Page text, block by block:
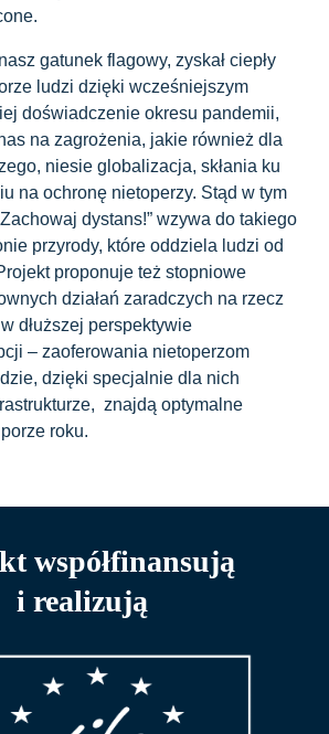
gatunek flagowy, zyskał ciepły
ludzi dzięki wcześniejszym
doświadczenie okresu pandemii,
na zagrożenia, jakie również dla
niesie globalizacja, skłania ku
na ochronę nietoperzy. Stąd w tym
dystans!” wzywa do takiego
przyrody, które oddziela ludzi od
proponuje też stopniowe
działań zaradczych na rzecz
dłuższej perspektywie
– zaoferowania nietoperzom
dzięki specjalnie dla nich
znajdą optymalne
roku.
współfinansują
i realizują